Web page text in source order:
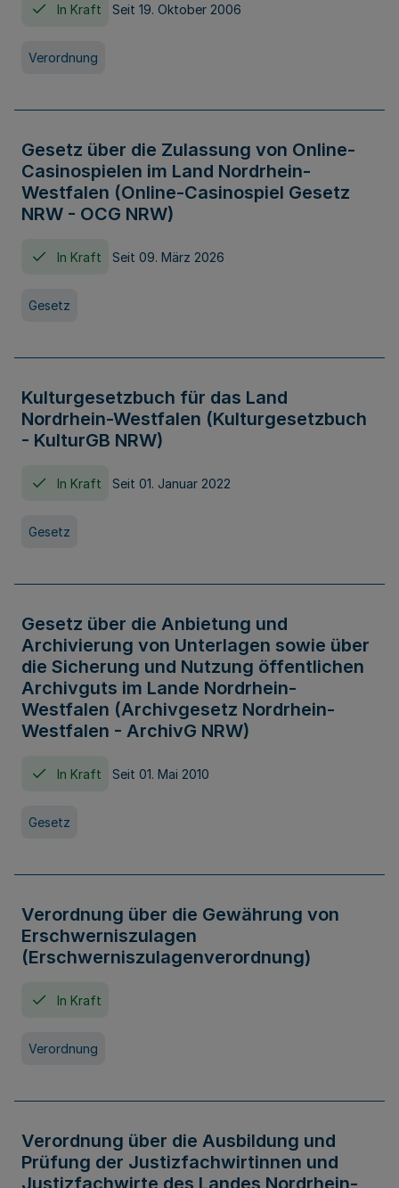
In Kraft Seit 19. Oktober 2006
Verordnung
Gesetz über die Zulassung von Online-
Casinospielen im Land Nordrhein-
Westfalen (Online-Casinospiel Gesetz
NRW - OCG NRW)
In Kraft Seit 09. März 2026
Gesetz
Kulturgesetzbuch für das Land
Nordrhein-Westfalen (Kulturgesetzbuch
- KulturGB NRW)
In Kraft Seit 01. Januar 2022
Gesetz
Gesetz über die Anbietung und
Archivierung von Unterlagen sowie über
die Sicherung und Nutzung öffentlichen
Archivguts im Lande Nordrhein-
Westfalen (Archivgesetz Nordrhein-
Westfalen - ArchivG NRW)
In Kraft Seit 01. Mai 2010
Gesetz
Verordnung über die Gewährung von
Erschwerniszulagen
(Erschwerniszulagenverordnung)
In Kraft
Verordnung
Verordnung über die Ausbildung und
Prüfung der Justizfachwirtinnen und
Justizfachwirte des Landes Nordrhein-